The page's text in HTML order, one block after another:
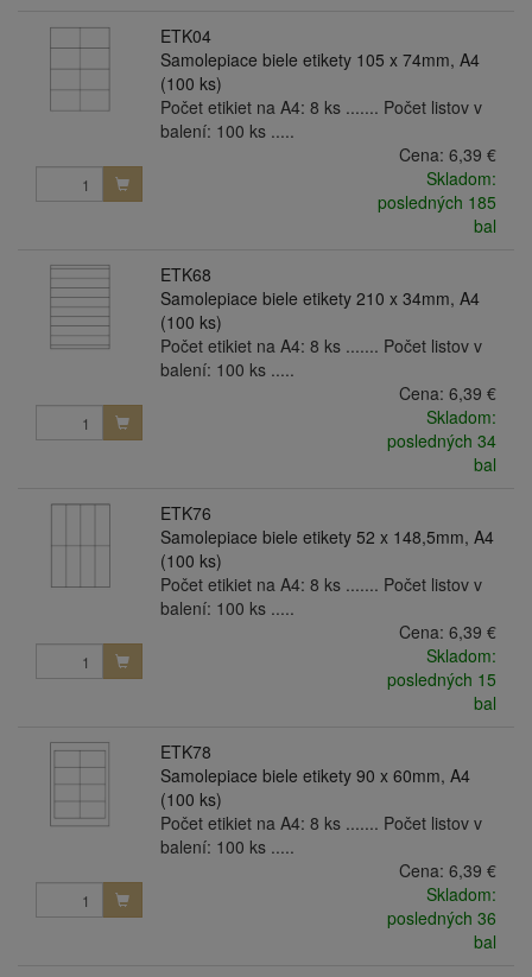
ETK04
Samolepiace biele etikety 105 x 74mm, A4
(100 ks)
Počet etikiet na A4: 8 ks ....... Počet listov v
balení: 100 ks .....
Cena: 6,39 €
Skladom:
posledných 185
bal
ETK68
Samolepiace biele etikety 210 x 34mm, A4
(100 ks)
Počet etikiet na A4: 8 ks ....... Počet listov v
balení: 100 ks .....
Cena: 6,39 €
Skladom:
posledných 34
bal
ETK76
Samolepiace biele etikety 52 x 148,5mm, A4
(100 ks)
Počet etikiet na A4: 8 ks ....... Počet listov v
balení: 100 ks .....
Cena: 6,39 €
Skladom:
posledných 15
bal
ETK78
Samolepiace biele etikety 90 x 60mm, A4
(100 ks)
Počet etikiet na A4: 8 ks ....... Počet listov v
balení: 100 ks .....
Cena: 6,39 €
Skladom:
posledných 36
bal